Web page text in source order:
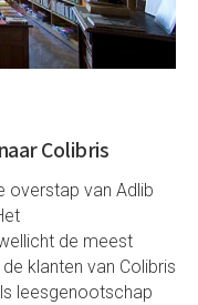
Colibris
overstap van Adlib
de meest
klanten van Colibris
leesgenootschap